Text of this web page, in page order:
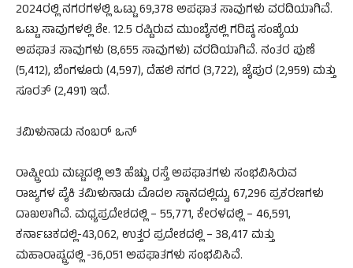
2024ರಲ್ಲಿ ನಗರಗಳಲ್ಲಿ ಒಟ್ಟು 69,378 ಅಪಘಾತ ಸಾವುಗಳು ವರದಿಯಾಗಿವೆ.
ಒಟ್ಟು ಸಾವುಗಳಲ್ಲಿ ಶೇ. 12.5 ರಷ್ಟಿರುವ ಮುಂಬೈನಲ್ಲಿ ಗರಿಷ್ಠ ಸಂಖ್ಯೆಯ
ಅಪಘಾತ ಸಾವುಗಳು (8,655 ಸಾವುಗಳು) ವರದಿಯಾಗಿವೆ. ನಂತರ ಪುಣೆ
(5,412), ಬೆಂಗಳೂರು (4,597), ದೆಹಲಿ ನಗರ (3,722), ಜೈಪುರ (2,959) ಮತ್ತು
ಸೂರತ್ (2,491) ಇದೆ.
ತಮಿಳುನಾಡು ನಂಬರ್ ಒನ್
ರಾಷ್ಟ್ರೀಯ ಮಟ್ಟದಲ್ಲಿ ಅತಿ ಹೆಚ್ಚು ರಸ್ತೆ ಅಪಘಾತಗಳು ಸಂಭವಿಸಿರುವ
ರಾಜ್ಯಗಳ ಪೈಕಿ ತಮಿಳುನಾಡು ಮೊದಲ ಸ್ಥಾನದಲ್ಲಿದ್ದು, 67,296 ಪ್ರಕರಣಗಳು
ದಾಖಲಾಗಿವೆ. ಮಧ್ಯಪ್ರದೇಶದಲ್ಲಿ – 55,771, ಕೇರಳದಲ್ಲಿ – 46,591,
ಕರ್ನಾಟಕದಲ್ಲಿ-43,062, ಉತ್ತರ ಪ್ರದೇಶದಲ್ಲಿ – 38,417 ಮತ್ತು
ಮಹಾರಾಷ್ಟ್ರದಲ್ಲಿ -36,051 ಅಪಘಾತಗಳು ಸಂಭವಿಸಿವೆ.